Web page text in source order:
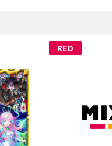
RED